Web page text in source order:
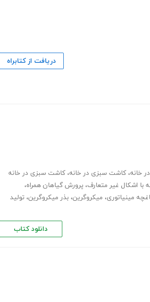
دریافت از کتابراه
خانه، کاشت سبزی در خانه، کاشت سبزی در خانه
با اشکال غیر متعارف، پرورش گیاهان همراه،
مینیاتوری، میکروگرین، بذر میکروگرین، تولید
دانلود کتاب